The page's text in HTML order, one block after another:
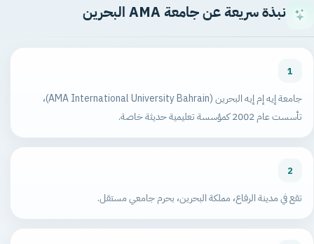
نبذة سريعة عن جامعة AMA البحرين
1
جامعة إيه إم إيه البحرين (AMA International University Bahrain)،
تأسست عام 2002 كمؤسسة تعليمية حديثة خاصة.
2
تقع في مدينة الرفاع، مملكة البحرين، بحرم جامعي مستقل.